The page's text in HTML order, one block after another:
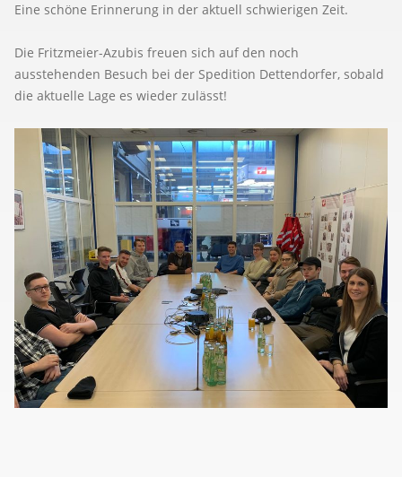
Eine schöne Erinnerung in der aktuell schwierigen Zeit.
Die Fritzmeier-Azubis freuen sich auf den noch
ausstehenden Besuch bei der Spedition Dettendorfer, sobald
die aktuelle Lage es wieder zulässt!